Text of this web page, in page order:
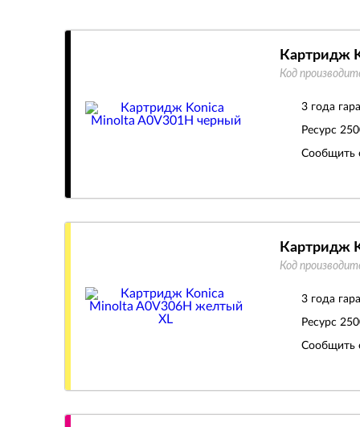
Картридж
Код
3 года
Ресурс
Сообщить
Картридж
Код
3 года
Ресурс
Сообщить